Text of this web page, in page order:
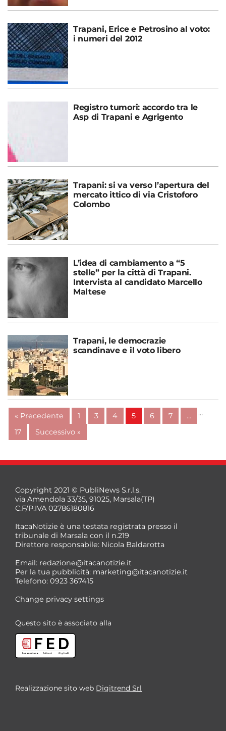
Trapani, Erice e Petrosino al voto:
i numeri del 2012
Registro tumori: accordo tra le
Asp di Trapani e Agrigento
Trapani: si va verso l’apertura del
mercato ittico di via Cristoforo
Colombo
L’idea di cambiamento a “5
stelle” per la città di Trapani.
Intervista al candidato Marcello
Maltese
Trapani, le democrazie
scandinave e il voto libero
« Precedente 1 …
3 4 5 6 7
…
17
Successivo »
Copyright 2021 © PubliNews S.r.l.s.
via Amendola 33/35, 91025, Marsala(TP)
C.F/P.IVA 02786180816
ItacaNotizie è una testata registrata presso il
tribunale di Marsala con il n.219
Direttore responsabile: Nicola Baldarotta
Email: redazione@itacanotizie.it
Per la tua pubblicità: marketing@itacanotizie.it
Telefono: 0923 367415
Change privacy settings
Questo sito è associato alla
Realizzazione sito web Digitrend Srl